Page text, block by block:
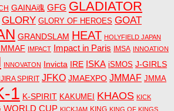
GAINA魂 GFG GLADIATOR
GLORY GLORY OF HEROES GOAT
GRANDSLAM HEAT HOLYFIELD JAPAN
IMPACT Impact in Paris IMSA INNOATION
INNOVATON Invicta IRE ISKA iSMOS J-GIRLS
SPIRIT JFKO JMAEXPO JMMAF JMMA
1 K-SPIRIT KAKUMEI KHAOS KICK
WORLD CUP KICKJAM KING KING OF KINGS